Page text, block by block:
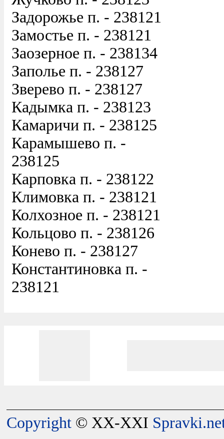
Задорожье п. - 238121
Замостье п. - 238121
Заозерное п. - 238134
Заполье п. - 238127
Зверево п. - 238127
Кадымка п. - 238123
Камаричи п. - 238125
Карамышево п. -
238125
Карповка п. - 238122
Климовка п. - 238121
Колхозное п. - 238121
Кольцово п. - 238126
Конево п. - 238127
Константиновка п. -
238121
Copyright © XX-XXI